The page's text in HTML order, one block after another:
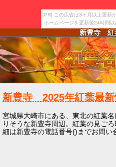
[PR] この広告は3ヶ月以上更新
ホームページを更新後24時間以
新豊寺 紅
新豊寺 2025年紅葉最
宮城県大崎市にある、東北の紅葉
りそうな新豊寺周辺。紅葉の見ご
細は新豊寺の電話番号()までお問い